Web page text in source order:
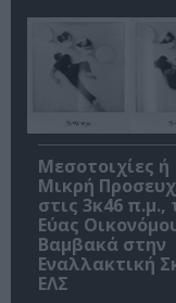
Μεσοτοιχίες ή
Μικρή
στις 3κ46 π.μ.,
Εύας
Βαμβακά στην
Εναλλακτική
ΕΛΣ